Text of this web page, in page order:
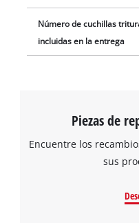
Número de cuchillas
incluidas en la entrega
Piezas de
Encuentre los
sus